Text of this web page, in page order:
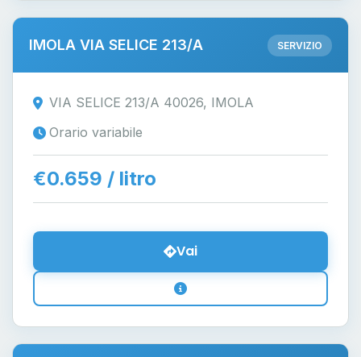
IMOLA VIA SELICE 213/A SERVIZIO
VIA SELICE 213/A 40026, IMOLA
Orario variabile
€0.659 / litro
Vai